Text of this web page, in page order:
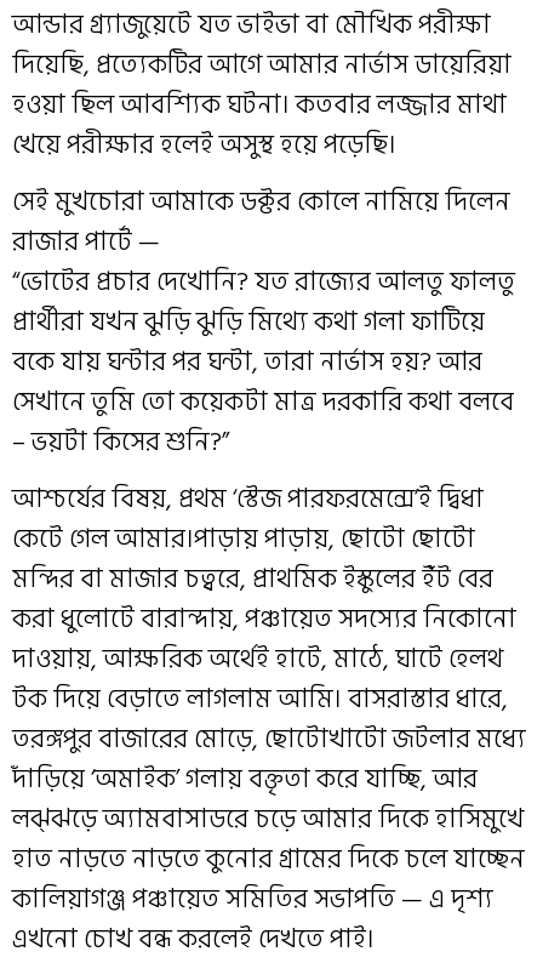
আন্ডার গ্র্যাজুয়েটে যত ভাইভা বা মৌখিক পরীক্ষা
দিয়েছি, প্রত্যেকটির আগে আমার নার্ভাস ডায়েরিয়া
হওয়া ছিল আবশ্যিক ঘটনা। কতবার লজ্জার মাথা
খেয়ে পরীক্ষার হলেই অসুস্থ হয়ে পড়েছি।
সেই মুখচোরা আমাকে ডক্টর কোলে নামিয়ে দিলেন
রাজার পার্টে —
“ভোটের প্রচার দেখোনি? যত রাজ্যের আলতু ফালতু
প্রার্থীরা যখন ঝুড়ি ঝুড়ি মিথ্যে কথা গলা ফাটিয়ে
বকে যায় ঘন্টার পর ঘন্টা, তারা নার্ভাস হয়? আর
সেখানে তুমি তো কয়েকটা মাত্র দরকারি কথা বলবে
– ভয়টা কিসের শুনি?”
আশ্চর্যের বিষয়, প্রথম ‘স্টেজ পারফরমেন্সে’ই দ্বিধা
কেটে গেল আমার।পাড়ায় পাড়ায়, ছোটো ছোটো
মন্দির বা মাজার চত্বরে, প্রাথমিক ইস্কুলের ইঁট বের
করা ধুলোটে বারান্দায়, পঞ্চায়েত সদস্যের নিকোনো
দাওয়ায়, আক্ষরিক অর্থেই হাটে, মাঠে, ঘাটে হেলথ
টক দিয়ে বেড়াতে লাগলাম আমি। বাসরাস্তার ধারে,
তরঙ্গপুর বাজারের মোড়ে, ছোটোখাটো জটলার মধ্যে
দাঁড়িয়ে ‘অমাইক’ গলায় বক্তৃতা করে যাচ্ছি, আর
লঝ্ঝড়ে অ্যামবাসাডরে চড়ে আমার দিকে হাসিমুখে
হাত নাড়তে নাড়তে কুনোর গ্রামের দিকে চলে যাচ্ছেন
কালিয়াগঞ্জ পঞ্চায়েত সমিতির সভাপতি — এ দৃশ্য
এখনো চোখ বন্ধ করলেই দেখতে পাই।